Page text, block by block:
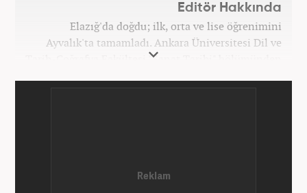
Editör Hakkında
Elazığ'da doğdu; ilk, orta ve lise öğrenimini
Ayvalık'ta tamamladı. Ankara Üniversitesi Dil ve
Tarih-Coğrafya Fakültesi "Sanat Tarihi" bölümünden